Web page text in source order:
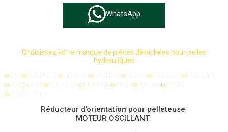
WhatsApp
Choisissez votre marque de pièces détachées pour pelles
hydrauliques
Réducteur d'orientation pour pelleteuse
MOTEUR OSCILLANT